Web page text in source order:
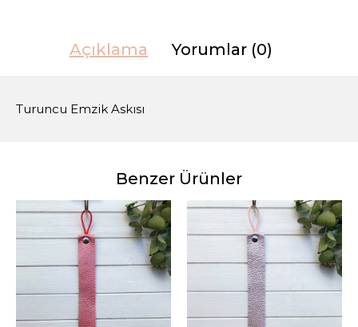
Açıklama Yorumlar (0)
Turuncu Emzik Askısı
Benzer Ürünler